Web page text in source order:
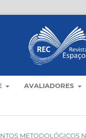
AVALIADORES
METODOLÓGICOS